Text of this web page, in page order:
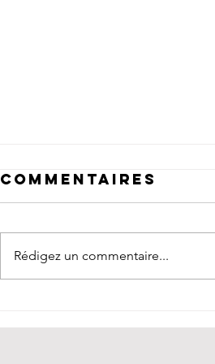
les étoiles à
Commentaires
Rédigez un commentaire...